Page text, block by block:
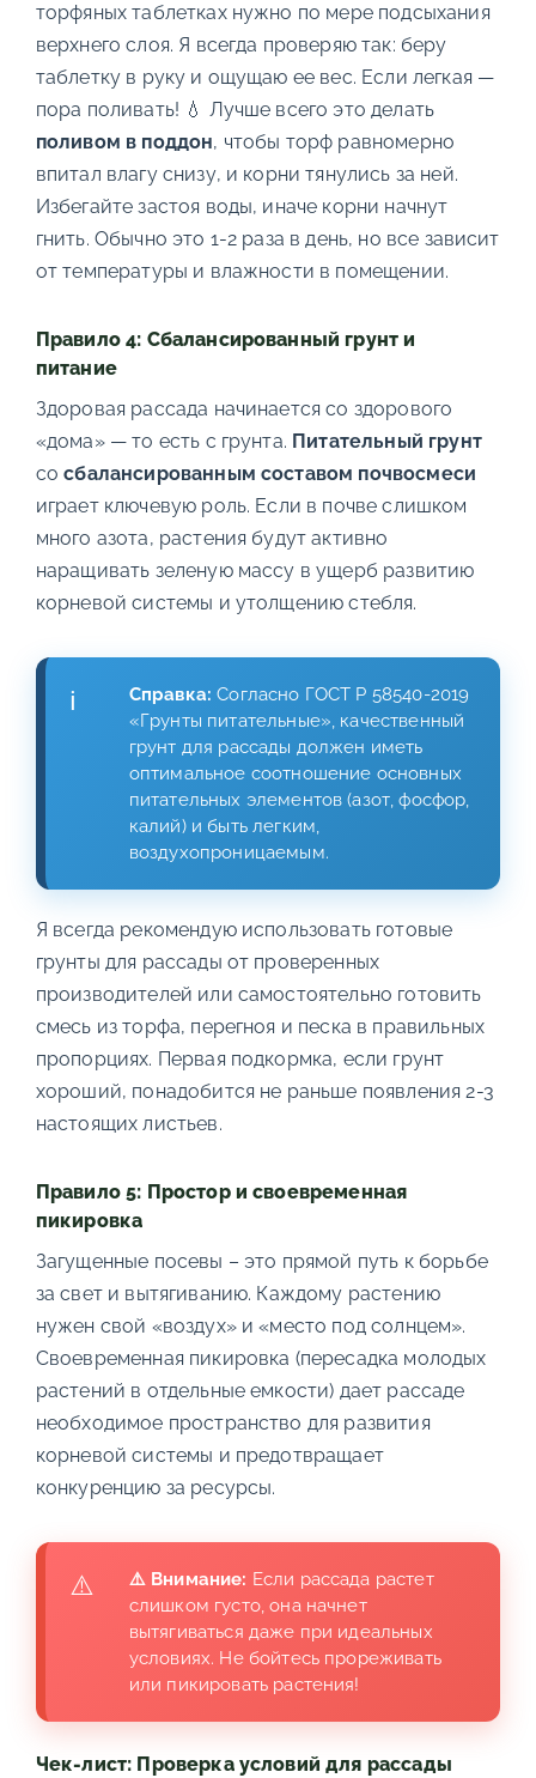
торфяных таблетках нужно по мере подсыхания
верхнего слоя. Я всегда проверяю так: беру
таблетку в руку и ощущаю ее вес. Если легкая —
пора поливать! 💧 Лучше всего это делать
поливом в поддон, чтобы торф равномерно
впитал влагу снизу, и корни тянулись за ней.
Избегайте застоя воды, иначе корни начнут
гнить. Обычно это 1-2 раза в день, но все зависит
от температуры и влажности в помещении.
Правило 4: Сбалансированный грунт и
питание
Здоровая рассада начинается со здорового
«дома» — то есть с грунта. Питательный грунт
сосбалансированным составом почвосмеси
играет ключевую роль. Если в почве слишком
много азота, растения будут активно
наращивать зеленую массу в ущерб развитию
корневой системы и утолщению стебля.
Справка: Согласно ГОСТ Р 58540-2019
«Грунты питательные», качественный
грунт для рассады должен иметь
оптимальное соотношение основных
питательных элементов (азот, фосфор,
калий) и быть легким,
воздухопроницаемым.
Я всегда рекомендую использовать готовые
грунты для рассады от проверенных
производителей или самостоятельно готовить
смесь из торфа, перегноя и песка в правильных
пропорциях. Первая подкормка, если грунт
хороший, понадобится не раньше появления 2-3
настоящих листьев.
Правило 5: Простор и своевременная
пикировка
Загущенные посевы – это прямой путь к борьбе
за свет и вытягиванию. Каждому растению
нужен свой «воздух» и «место под солнцем».
Своевременная пикировка (пересадка молодых
растений в отдельные емкости) дает рассаде
необходимое пространство для развития
корневой системы и предотвращает
конкуренцию за ресурсы.
⚠️ Внимание: Если рассада растет
слишком густо, она начнет
вытягиваться даже при идеальных
условиях. Не бойтесь прореживать
или пикировать растения!
Чек-лист: Проверка условий для рассады